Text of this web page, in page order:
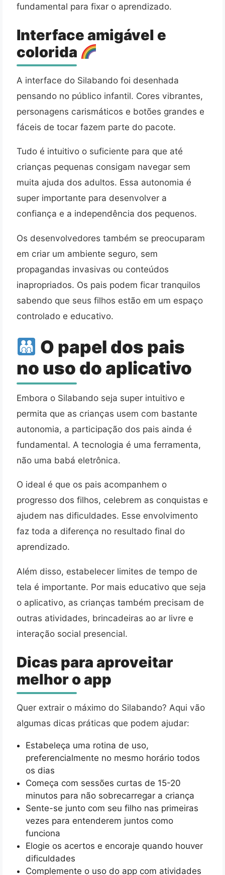
fundamental para fixar o aprendizado.
Interface amigável e
colorida
A interface do Silabando foi desenhada
pensando no público infantil. Cores vibrantes,
personagens carismáticos e botões grandes e
fáceis de tocar fazem parte do pacote.
Tudo é intuitivo o suficiente para que até
crianças pequenas consigam navegar sem
muita ajuda dos adultos. Essa autonomia é
super importante para desenvolver a
confiança e a independência dos pequenos.
Os desenvolvedores também se preocuparam
em criar um ambiente seguro, sem
propagandas invasivas ou conteúdos
inapropriados. Os pais podem ficar tranquilos
sabendo que seus filhos estão em um espaço
controlado e educativo.
O papel dos pais
no uso do aplicativo
Embora o Silabando seja super intuitivo e
permita que as crianças usem com bastante
autonomia, a participação dos pais ainda é
fundamental. A tecnologia é uma ferramenta,
não uma babá eletrônica.
O ideal é que os pais acompanhem o
progresso dos filhos, celebrem as conquistas e
ajudem nas dificuldades. Esse envolvimento
faz toda a diferença no resultado final do
aprendizado.
Além disso, estabelecer limites de tempo de
tela é importante. Por mais educativo que seja
o aplicativo, as crianças também precisam de
outras atividades, brincadeiras ao ar livre e
interação social presencial.
Dicas para aproveitar
melhor o app
Quer extrair o máximo do Silabando? Aqui vão
algumas dicas práticas que podem ajudar:
Estabeleça uma rotina de uso,
preferencialmente no mesmo horário todos
os dias
Começa com sessões curtas de 15-20
minutos para não sobrecarregar a criança
Sente-se junto com seu filho nas primeiras
vezes para entenderem juntos como
funciona
Elogie os acertos e encoraje quando houver
dificuldades
Complemente o uso do app com atividades